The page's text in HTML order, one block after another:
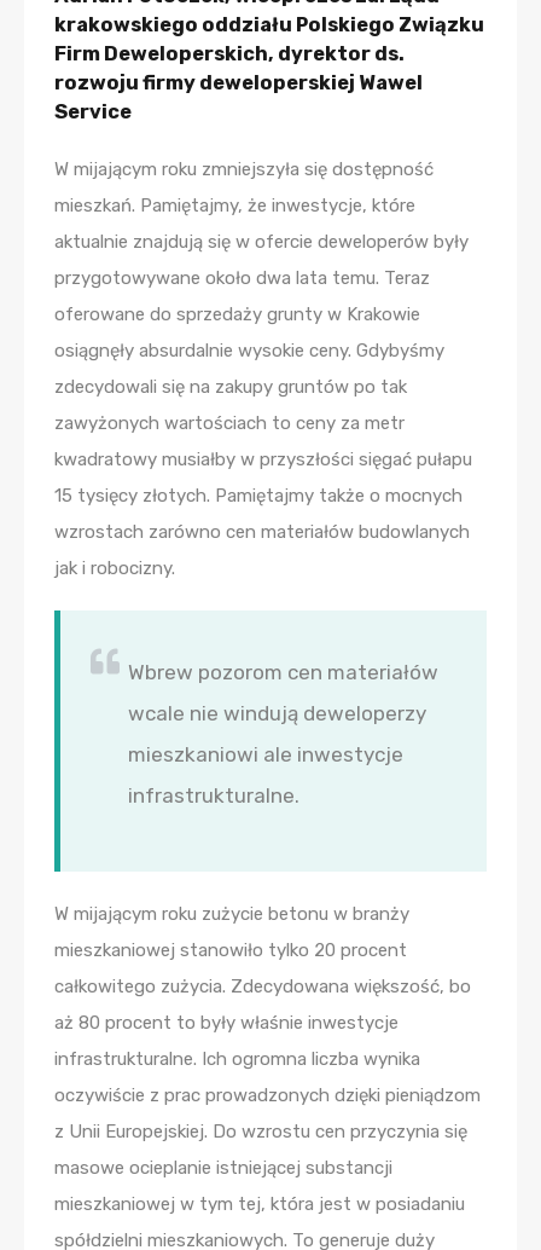
krakowskiego oddziału Polskiego Związku
Firm Deweloperskich, dyrektor ds.
rozwoju firmy deweloperskiej Wawel
Service
W mijającym roku zmniejszyła się dostępność
mieszkań. Pamiętajmy, że inwestycje, które
aktualnie znajdują się w ofercie deweloperów były
przygotowywane około dwa lata temu. Teraz
oferowane do sprzedaży grunty w Krakowie
osiągnęły absurdalnie wysokie ceny. Gdybyśmy
zdecydowali się na zakupy gruntów po tak
zawyżonych wartościach to ceny za metr
kwadratowy musiałby w przyszłości sięgać pułapu
15 tysięcy złotych. Pamiętajmy także o mocnych
wzrostach zarówno cen materiałów budowlanych
jak i robocizny.
Wbrew pozorom cen materiałów
wcale nie windują deweloperzy
mieszkaniowi ale inwestycje
infrastrukturalne.
W mijającym roku zużycie betonu w branży
mieszkaniowej stanowiło tylko 20 procent
całkowitego zużycia. Zdecydowana większość, bo
aż 80 procent to były właśnie inwestycje
infrastrukturalne. Ich ogromna liczba wynika
oczywiście z prac prowadzonych dzięki pieniądzom
z Unii Europejskiej. Do wzrostu cen przyczynia się
masowe ocieplanie istniejącej substancji
mieszkaniowej w tym tej, która jest w posiadaniu
spółdzielni mieszkaniowych. To generuje duży